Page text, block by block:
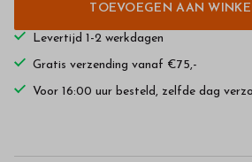
TOEVOEGEN AAN
Levertijd 1-2 werkdagen
Gratis verzending vanaf €75,-
Voor 16:00 uur besteld, zelfde dag